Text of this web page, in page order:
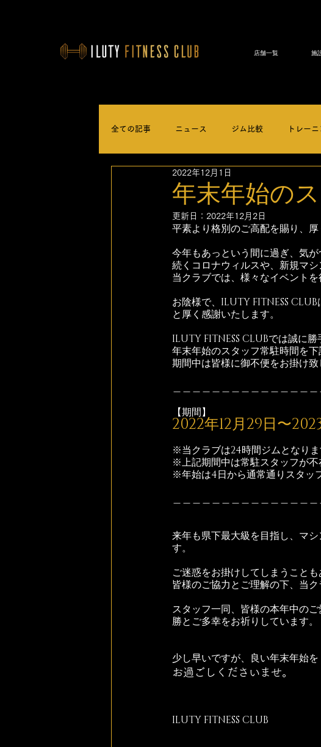
店舗一覧 施
全ての記事 ニュース ジム比較 トレー
年末年始の
2022年12月1日
更新日： 2022年12月2日
平素より格別のご高配を賜り、厚
今年もあっという間に過ぎ、気が
続くコロナウィルスや、新規マ
当クラブでは、様々なイベントを
お陰様で、ILUTY FITNESS
と厚く感謝いたします。
ILUTY FITNESS CLUBでは誠に勝
年末年始のスタッフ常駐時間を下
期間中は皆様に御不便をお掛け
【期間】
2022年12月29日〜
※当クラブは24時間ジムとなり
※上記期間中は常駐スタッフが不
※年始は4日から通常通りスタッ
来年も県下最大級を目指し、マ
す。
ご迷惑をお掛けしてしまうことも
皆様のご協力とご理解の下、当
スタッフ一同、皆様の本年中の
勝とご多幸をお祈りしています。
少し早いですが、良い年末年始を
お過ごしくださいませ。
ILUTY FITNESS CLUB